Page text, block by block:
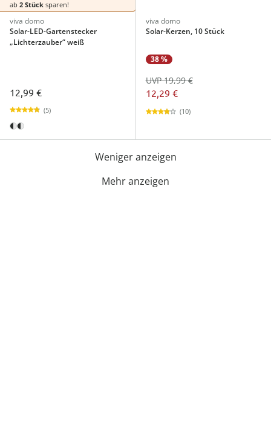
ab 2 Stück sparen!
viva domo
Solar-LED-Gartenstecker
„Lichterzauber“ weiß
12,99 €
(5)
viva domo
Solar-Kerzen, 10 Stück
38 %
12,29 €
UVP 19,99 €
(10)
Weniger anzeigen
Mehr anzeigen